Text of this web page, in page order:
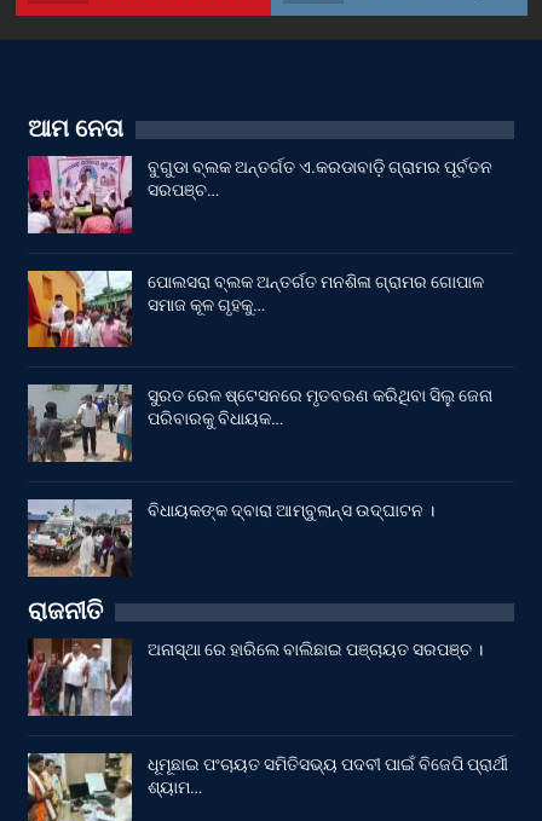
ଆମ ନେତା
ବୁଗୁଡା ବ୍ଲକ ଅନ୍ତର୍ଗତ ଏ.କରଡାବାଡ଼ି ଗ୍ରାମର ପୂର୍ବତନ
ସରପଞ୍ଚ…
ପୋଲସରା ବ୍ଲକ ଅନ୍ତର୍ଗତ ମନଶିଳା ଗ୍ରାମର ଗୋପାଳ
ସମାଜ କୂଳ ଗୃହକୁ…
ସୁରତ ରେଳ ଷ୍ଟେସନରେ ମୃତବରଣ କରିଥିବା ସିଲୁ ଜେନା
ପରିବାରକୁ ବିଧାୟକ…
ବିଧାୟକଙ୍କ ଦ୍ବାରା ଆମ୍ବୁଲାନ୍ସ ଉଦ୍‌ଘାଟନ ।
ରାଜନୀତି
ଅନାସ୍ଥା ରେ ହାରିଲେ ବାଲିଛାଇ ପଞ୍ଚାୟତ ସରପଞ୍ଚ ।
ଧୂମୂଛାଇ ପଂଚାୟତ ସମିତିସଭ୍ୟ ପଦବୀ ପାଇଁ ବିଜେପି ପ୍ରାର୍ଥୀ
ଶ୍ୟାମ…